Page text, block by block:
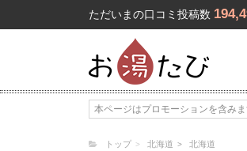
ただいまの口コミ投稿数
本ページはプロモーションを含み
トップ 北海道 北海道